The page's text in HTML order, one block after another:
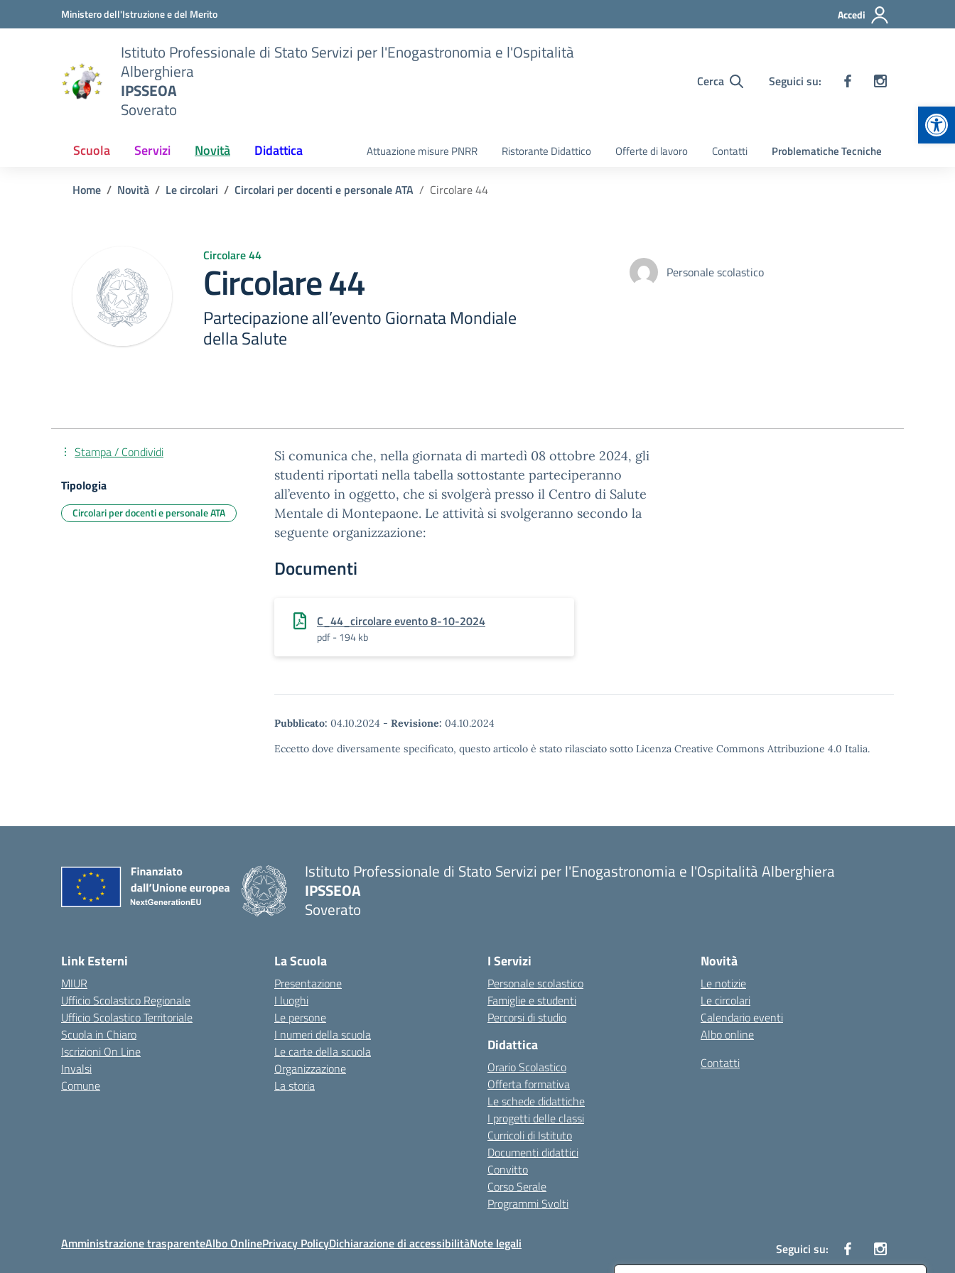
Vai ai contenuti
Vai al menu di navigazioneMinistero dell'Istruzione e del Merito Accedi
Istituto Professionale di Stato Servizi per l'Enogastronomia e l'Ospitalità
Alberghiera
IPSSEOA
Soverato
Cerca Seguici su:
Scuola Servizi Novità Didattica Attuazione misure PNRR Ristorante Didattico Offerte di lavoro Contatti Problematiche Tecniche
Home Novità Le circolari Circolari per docenti e personale ATA Circolare 44
Circolare 44
Circolare 44
Partecipazione all’evento Giornata Mondiale
della Salute
Personale scolastico
Si comunica che, nella giornata di martedì 08 ottobre 2024, gli
studenti riportati nella tabella sottostante parteciperanno
all’evento in oggetto, che si svolgerà presso il Centro di Salute
Mentale di Montepaone. Le attività si svolgeranno secondo la
seguente organizzazione:
Documenti
C_44_circolare evento 8-10-2024
pdf - 194 kb
Pubblicato: 04.10.2024 - Revisione: 04.10.2024
Eccetto dove diversamente specificato, questo articolo è stato rilasciato sotto Licenza Creative Commons Attribuzione 4.0 Italia.
Stampa / Condividi
Tipologia
Circolari per docenti e personale ATA
Istituto Professionale di Stato Servizi per l'Enogastronomia e l'Ospitalità Alberghiera
IPSSEOA
Soverato
Link Esterni
MIUR
Ufficio Scolastico Regionale
Ufficio Scolastico Territoriale
Scuola in Chiaro
Iscrizioni On Line
Invalsi
Comune
La Scuola
Presentazione
I luoghi
Le persone
I numeri della scuola
Le carte della scuola
Organizzazione
La storia
I Servizi
Personale scolastico
Famiglie e studenti
Percorsi di studio
Didattica
Orario Scolastico
Offerta formativa
Le schede didattiche
I progetti delle classi
Curricoli di Istituto
Documenti didattici
Convitto
Corso Serale
Programmi Svolti
Novità
Le notizie
Le circolari
Calendario eventi
Albo online
Contatti
Amministrazione trasparenteAlbo OnlinePrivacy PolicyDichiarazione di accessibilitàNote legali Seguici su: